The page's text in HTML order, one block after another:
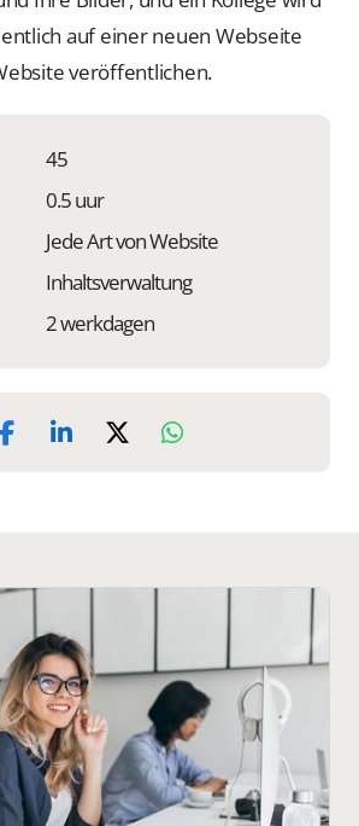
auf einer neuen Webseite
veröffentlichen.
45
0.5 uur
Jede Art von Website
Inhaltsverwaltung
2 werkdagen